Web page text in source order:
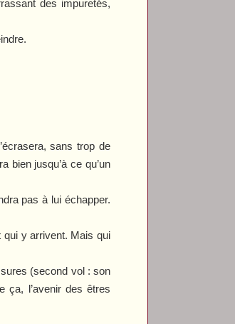
des impuretés,
sans trop de
bien jusqu’à ce qu’un
pas à lui échapper.
qui y arrivent. Mais qui
(second vol : son
ça, l’avenir des êtres